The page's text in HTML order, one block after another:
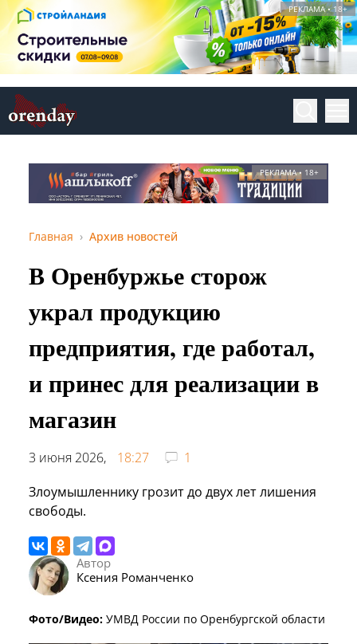
РЕКЛАМА • 18+
РЕКЛАМА • 18+
Главная Архив новостей
В Оренбуржье сторож
украл продукцию
предприятия, где работал,
и принес для реализации в
магазин
3 июня 2026, 18:27
1
Злоумышленнику грозит до двух лет лишения
свободы.
Автор
Ксения Романченко
Фото/Видео: УМВД России по Оренбургской области